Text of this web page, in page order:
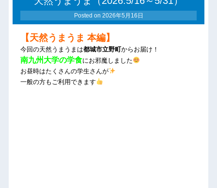
Posted on 2026年5月16日
【天然うまうま 本編】
今回の天然うまうまは都城市立野町からお届け！
南九州大学の学食にお邪魔しました
お昼時はたくさんの学生さんが
一般の方もご利用できます